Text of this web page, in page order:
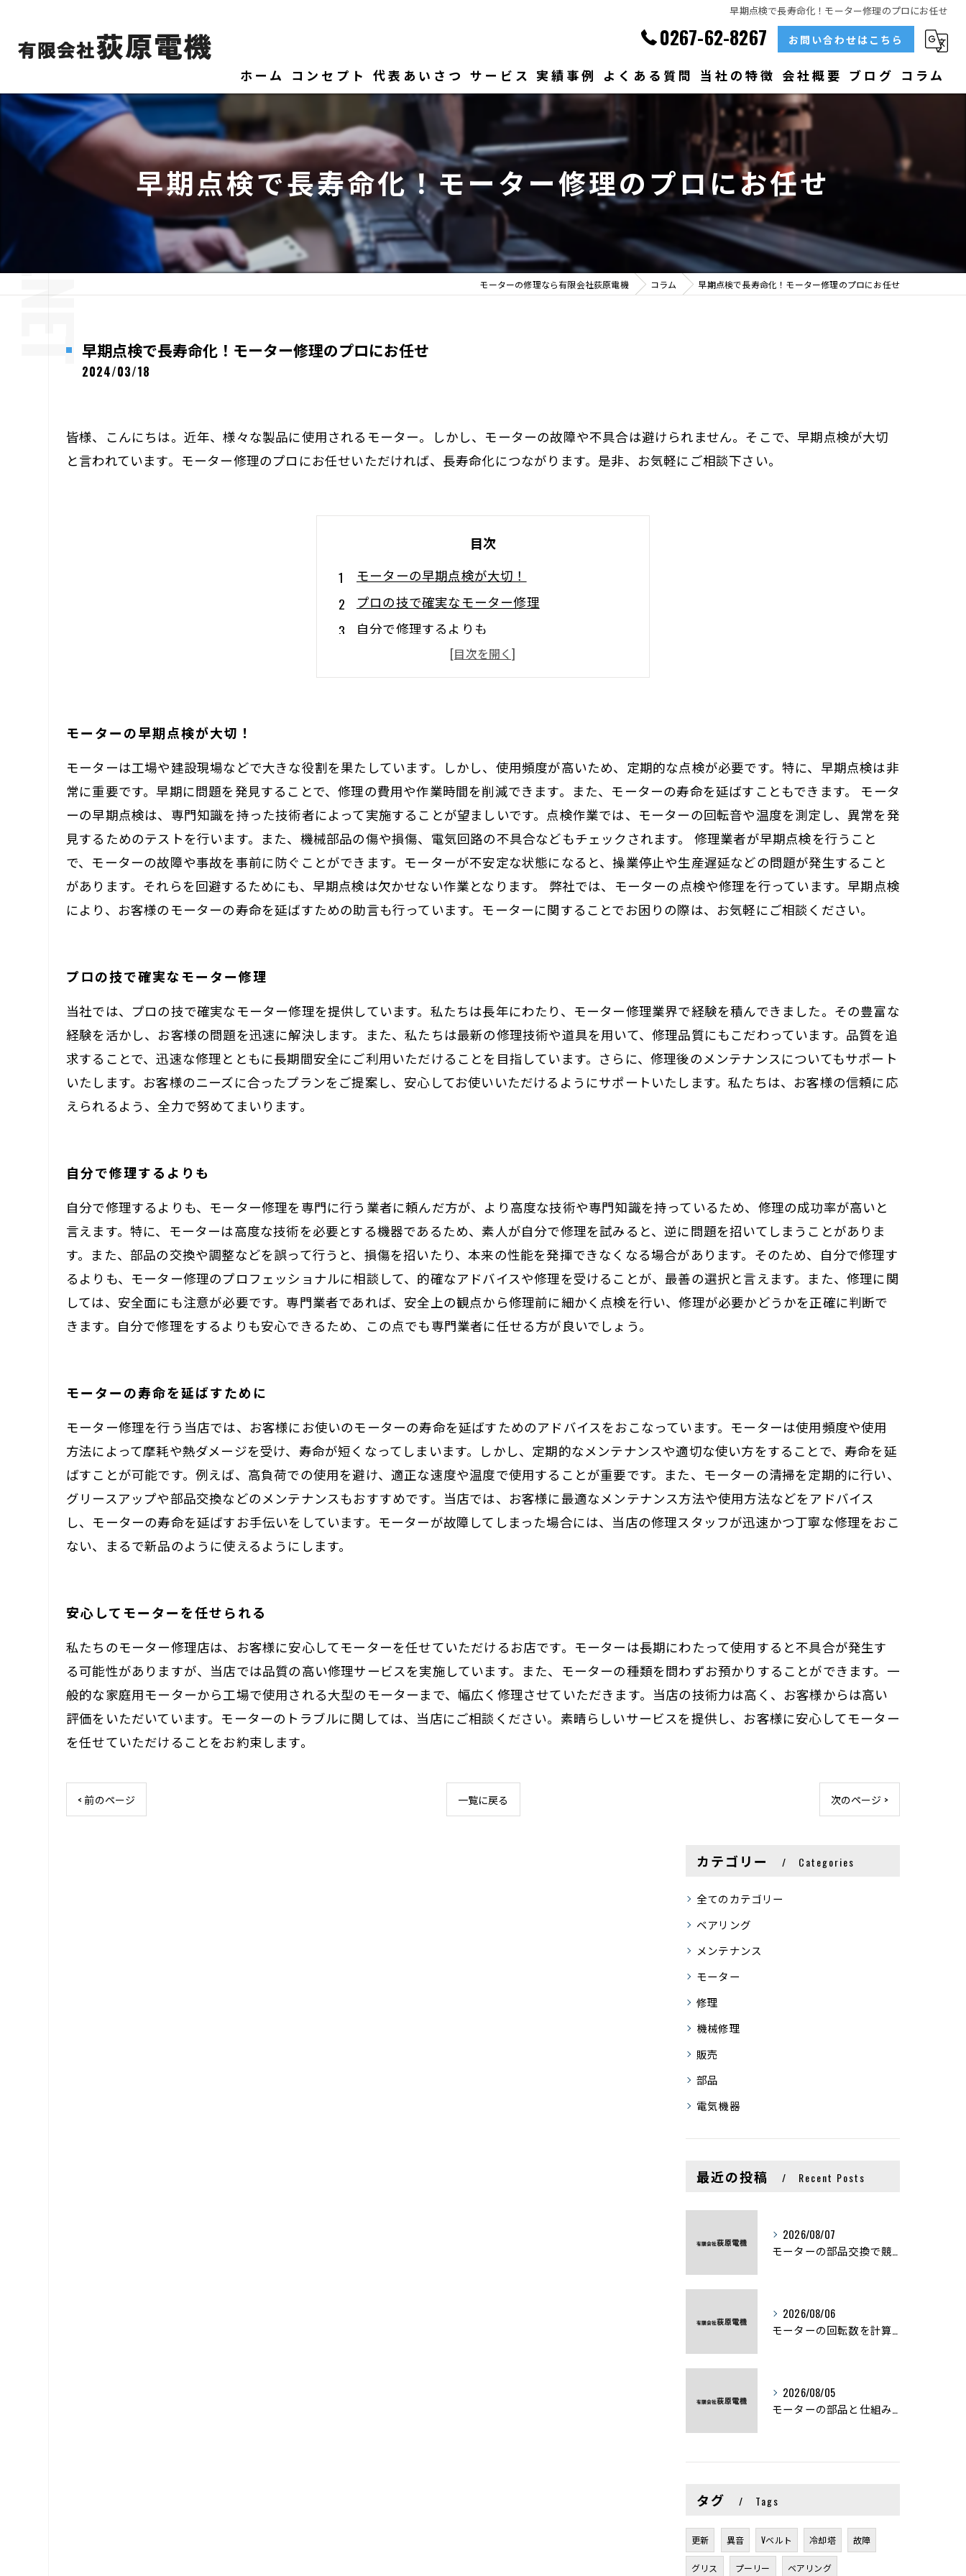
早期点検で長寿命化！モーター修理のプロにお任せ
0267-62-8267 お問い合わせはこちら
ホーム コンセプト 代表あいさつ サービス 実績事例 よくある質問 当社の特徴
ベアリング
大型
メンテナンス
販売
会社概要 ブログ コラム
早期点検で長寿命化！モーター修理のプロにお任せ
モーターの修理なら有限会社荻原電機 コラム 早期点検で長寿命化！モーター修理のプロにお任せ
早期点検で長寿命化！モーター修理のプロにお任せ
2024/03/18
皆様、こんにちは。近年、様々な製品に使用されるモーター。しかし、モーターの故障や不具合は避けられません。そこで、早期点検が大切
と言われています。モーター修理のプロにお任せいただければ、長寿命化につながります。是非、お気軽にご相談下さい。
目次
モーターの早期点検が大切！
プロの技で確実なモーター修理
自分で修理するよりも
モーターの寿命を延ばすために
安心してモーターを任せられる
モーターの早期点検が大切！
モーターは工場や建設現場などで大きな役割を果たしています。しかし、使用頻度が高いため、定期的な点検が必要です。特に、早期点検は非
常に重要です。早期に問題を発見することで、修理の費用や作業時間を削減できます。また、モーターの寿命を延ばすこともできます。 モータ
ーの早期点検は、専門知識を持った技術者によって実施することが望ましいです。点検作業では、モーターの回転音や温度を測定し、異常を発
見するためのテストを行います。また、機械部品の傷や損傷、電気回路の不具合などもチェックされます。 修理業者が早期点検を行うこと
で、モーターの故障や事故を事前に防ぐことができます。モーターが不安定な状態になると、操業停止や生産遅延などの問題が発生すること
があります。それらを回避するためにも、早期点検は欠かせない作業となります。 弊社では、モーターの点検や修理を行っています。早期点検
により、お客様のモーターの寿命を延ばすための助言も行っています。モーターに関することでお困りの際は、お気軽にご相談ください。
プロの技で確実なモーター修理
当社では、プロの技で確実なモーター修理を提供しています。私たちは長年にわたり、モーター修理業界で経験を積んできました。その豊富な
経験を活かし、お客様の問題を迅速に解決します。また、私たちは最新の修理技術や道具を用いて、修理品質にもこだわっています。品質を追
求することで、迅速な修理とともに長期間安全にご利用いただけることを目指しています。さらに、修理後のメンテナンスについてもサポート
いたします。お客様のニーズに合ったプランをご提案し、安心してお使いいただけるようにサポートいたします。私たちは、お客様の信頼に応
えられるよう、全力で努めてまいります。
自分で修理するよりも
自分で修理するよりも、モーター修理を専門に行う業者に頼んだ方が、より高度な技術や専門知識を持っているため、修理の成功率が高いと
言えます。特に、モーターは高度な技術を必要とする機器であるため、素人が自分で修理を試みると、逆に問題を招いてしまうことがありま
す。また、部品の交換や調整などを誤って行うと、損傷を招いたり、本来の性能を発揮できなくなる場合があります。そのため、自分で修理す
るよりも、モーター修理のプロフェッショナルに相談して、的確なアドバイスや修理を受けることが、最善の選択と言えます。また、修理に関
しては、安全面にも注意が必要です。専門業者であれば、安全上の観点から修理前に細かく点検を行い、修理が必要かどうかを正確に判断で
きます。自分で修理をするよりも安心できるため、この点でも専門業者に任せる方が良いでしょう。
モーターの寿命を延ばすために
モーター修理を行う当店では、お客様にお使いのモーターの寿命を延ばすためのアドバイスをおこなっています。モーターは使用頻度や使用
方法によって摩耗や熱ダメージを受け、寿命が短くなってしまいます。しかし、定期的なメンテナンスや適切な使い方をすることで、寿命を延
ばすことが可能です。例えば、高負荷での使用を避け、適正な速度や温度で使用することが重要です。また、モーターの清掃を定期的に行い、
グリースアップや部品交換などのメンテナンスもおすすめです。当店では、お客様に最適なメンテナンス方法や使用方法などをアドバイス
し、モーターの寿命を延ばすお手伝いをしています。モーターが故障してしまった場合には、当店の修理スタッフが迅速かつ丁寧な修理をおこ
ない、まるで新品のように使えるようにします。
安心してモーターを任せられる
私たちのモーター修理店は、お客様に安心してモーターを任せていただけるお店です。モーターは長期にわたって使用すると不具合が発生す
る可能性がありますが、当店では品質の高い修理サービスを実施しています。また、モーターの種類を問わずお預かりすることができます。一
般的な家庭用モーターから工場で使用される大型のモーターまで、幅広く修理させていただきます。当店の技術力は高く、お客様からは高い
評価をいただいています。モーターのトラブルに関しては、当店にご相談ください。素晴らしいサービスを提供し、お客様に安心してモーター
を任せていただけることをお約束します。
< 前のページ 一覧に戻る 次のページ >
カテゴリー Categories
全てのカテゴリー
ベアリング
メンテナンス
モーター
修理
機械修理
販売
部品
電気機器
最近の投稿 Recent Posts
2026/08/07
モーターの部品交換で競艇予想力を高める基礎知識と実費負担のポイント
2026/08/06
モーターの回転数を計算から実践まで徹底解説
2026/08/05
モーターの部品と仕組みを図解で学ぶ基礎知識まとめ
タグ Tags
更新 異音 Vベルト 冷却塔 故障
グリス プーリー ベアリング